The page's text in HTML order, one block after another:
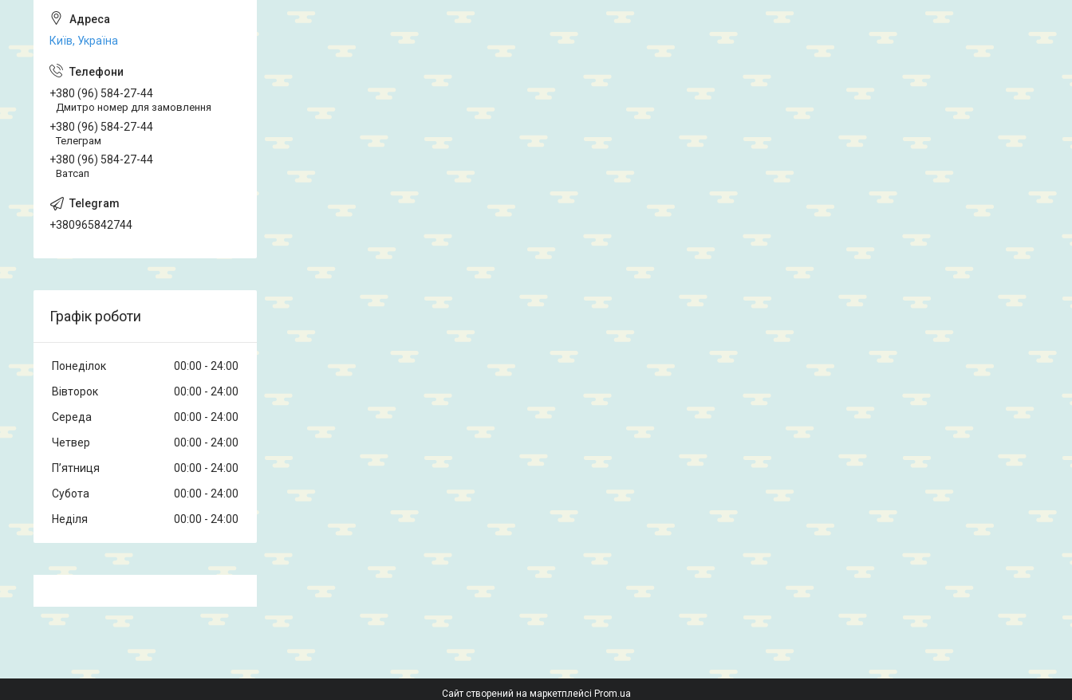
Київ, Україна
+380 (96) 584-27-44
Дмитро номер для замовлення
+380 (96) 584-27-44
Телеграм
+380 (96) 584-27-44
Ватсап
+380965842744
Графік роботи
Понеділок 00:00
24:00
Вівторок
00:00
24:00
Середа
00:00
24:00
Четвер
00:00
24:00
Пʼятниця
00:00
24:00
Субота
00:00
24:00
Неділя
00:00 24:00
Сайт створений на маркетплейсі Prom.ua